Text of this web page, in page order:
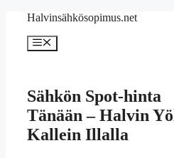
content
Halvinsähkösopimus.net
Menu
Sähkön Spot-hinta
Tänään – Halvin
Kallein Illalla